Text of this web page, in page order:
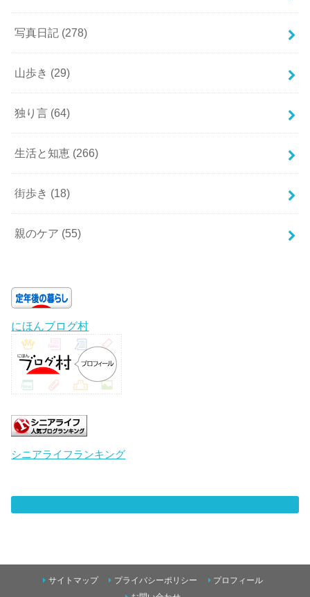
写真日記 (278)
山歩き (29)
独り言 (64)
生活と知恵 (266)
街歩き (18)
親のケア (55)
にほんブログ村
シニアライフランキング
サイトマップ プライバシーポリシー
プロフィール